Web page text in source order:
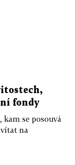
fondy
se posouvá
na